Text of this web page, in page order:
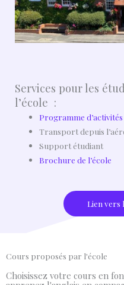
Services pour les
l’école :
Programme
Transport depuis
Support étudiant
Brochure de l’école
Lien vers
Cours proposés par l'école
Choisissez votre cours en